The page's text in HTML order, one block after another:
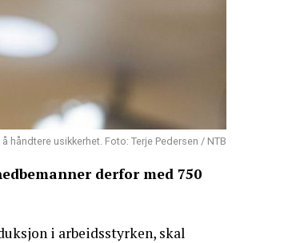
håndtere usikkerhet. Foto: Terje Pedersen / NTB
derfor med 750
i arbeidsstyrken, skal